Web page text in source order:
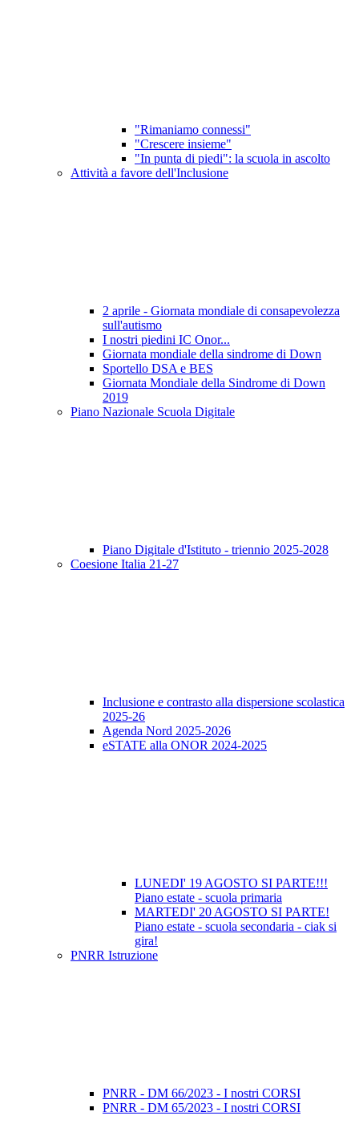
"Rimaniamo connessi"
"Crescere insieme"
"In punta di piedi": la scuola in ascolto
Attività a favore dell'Inclusione
2 aprile - Giornata mondiale di consapevolezza
sull'autismo
I nostri piedini IC Onor...
Giornata mondiale della sindrome di Down
Sportello DSA e BES
Giornata Mondiale della Sindrome di Down
2019
Piano Nazionale Scuola Digitale
Piano Digitale d'Istituto - triennio 2025-2028
Coesione Italia 21-27
Inclusione e contrasto alla dispersione scolastica
2025-26
Agenda Nord 2025-2026
eSTATE alla ONOR 2024-2025
LUNEDI' 19 AGOSTO SI PARTE!!!
Piano estate - scuola primaria
MARTEDI' 20 AGOSTO SI PARTE!
Piano estate - scuola secondaria - ciak si
gira!
PNRR Istruzione
PNRR - DM 66/2023 - I nostri CORSI
PNRR - DM 65/2023 - I nostri CORSI